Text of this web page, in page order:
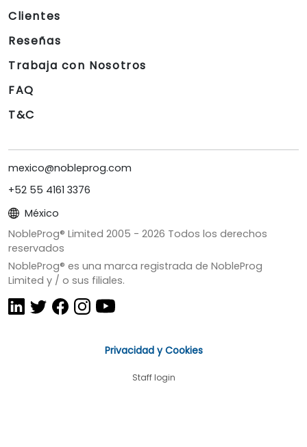
Clientes
Reseñas
Trabaja con Nosotros
FAQ
T&C
mexico@nobleprog.com
+52 55 4161 3376
México
NobleProg® Limited 2005 - 2026 Todos los derechos
reservados
NobleProg® es una marca registrada de NobleProg
Limited y / o sus filiales.
Privacidad y Cookies
Staff login